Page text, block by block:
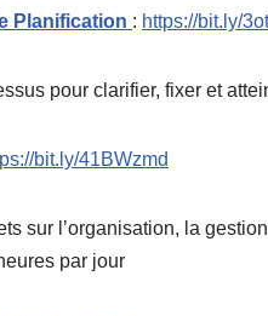
Planification : https://bit.ly/
pour clarifier, fixer et
bit.ly/41BWzmd
sur l’organisation, la
par jour